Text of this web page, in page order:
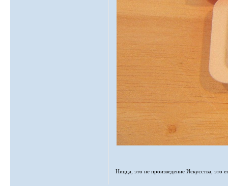
Ницца, это не произведение Искусства, это